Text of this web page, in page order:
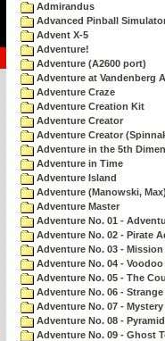
Admirandus
Advanced Pinball
Advent X-5
Adventure!
Adventure (A2600 port)
Adventure at Vandenberg
Adventure Craze
Adventure Creation Kit
Adventure Creator
Adventure Creator
Adventure in the 5th
Adventure in Time
Adventure Island
Adventure (Manowski,
Adventure Master
Adventure No. 01 -
Adventure No. 02 - Pirate
Adventure No. 03 -
Adventure No. 04 - Voodoo
Adventure No. 05 - The
Adventure No. 06 -
Adventure No. 07 -
Adventure No. 08 -
Adventure No. 09 - Ghost